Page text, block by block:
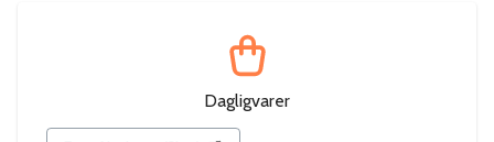
Dagligvarer